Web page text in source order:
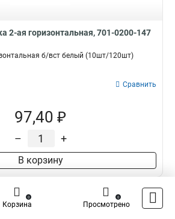
2-ая горизонтальная, 701-0200-147
б/вст белый (10шт/120шт)
Сравнить
97,40 ₽
– +
В корзину
Корзина
0
Просмотрено
0